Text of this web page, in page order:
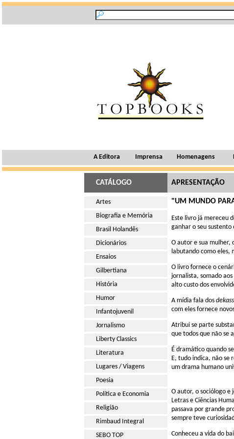
A Editora Imprensa Homenagens
CATÁLOGO APRESENTAÇÃO
Artes
Biografia e Memória
Brasil Holandês
Dicionários
Ensaios
Gilbertiana
História
Humor
Infantojuvenil
Jornalismo
Liberty Classics
Literatura
Lugares / Viagens
Poesia
Política e Economia
Religião
Rimbaud Integral
SEBO TOP
"UM MUNDO
Este livro já mereceu
ganhar o seu
O autor e sua mulher,
labutando como eles,
O livro fornece o
jornalista, somado
alto custo dos
A mídia fala dos
com eles fornece
Atribui se parte
que todos que não se
É dramático quando
E, tudo indica, não se
um drama humano
O autor, o sociólogo e
Letras e Ciências
passava por grande
sempre teve
Conheceu a vida do